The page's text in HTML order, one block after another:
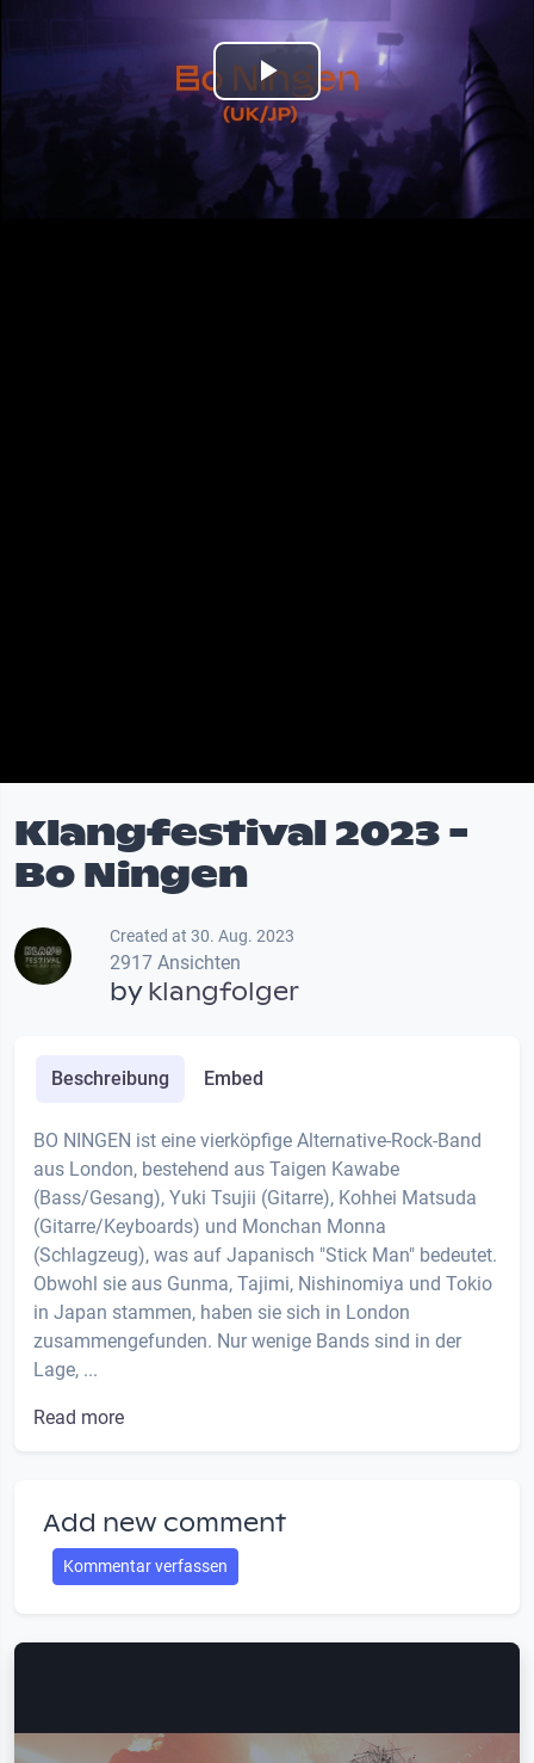
Play
Video
Klangfestival 2023 -
Bo Ningen
Created at 30. Aug. 2023
2917 Ansichten
byklangfolger
Beschreibung Embed
BO NINGEN ist eine vierköpfige Alternative-Rock-Band
aus London, bestehend aus Taigen Kawabe
(Bass/Gesang), Yuki Tsujii (Gitarre), Kohhei Matsuda
(Gitarre/Keyboards) und Monchan Monna
(Schlagzeug), was auf Japanisch "Stick Man" bedeutet.
Obwohl sie aus Gunma, Tajimi, Nishinomiya und Tokio
in Japan stammen, haben sie sich in London
zusammengefunden. Nur wenige Bands sind in der
Lage, ...
Read more
Add new comment
Kommentar verfassen